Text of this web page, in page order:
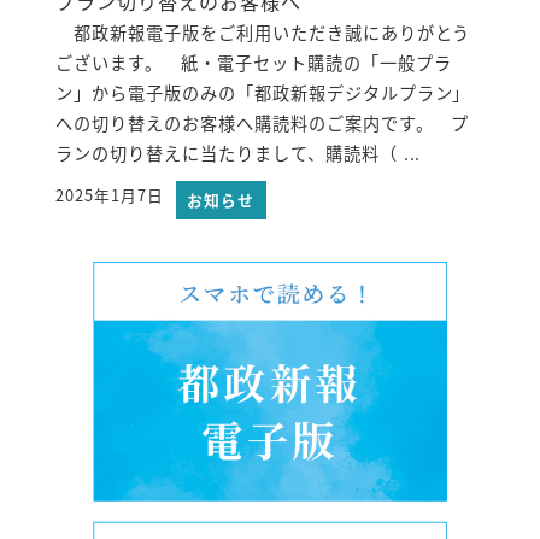
都政新報電子版をご利用いただき誠にありがとう
ございます。 紙・電子セット購読の「一般プラ
ン」から電子版のみの「都政新報デジタルプラン」
への切り替えのお客様へ購読料のご案内です。 プ
ランの切り替えに当たりまして、購読料（ ...
投稿日
2025年1月7日 お知らせ